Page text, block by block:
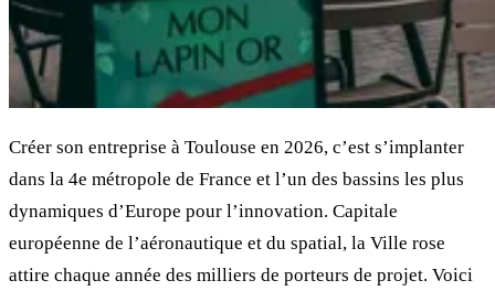
Créer son entreprise à Toulouse en 2026, c’est s’implanter
dans la 4e métropole de France et l’un des bassins les plus
dynamiques d’Europe pour l’innovation. Capitale
européenne de l’aéronautique et du spatial, la Ville rose
attire chaque année des milliers de porteurs de projet. Voici